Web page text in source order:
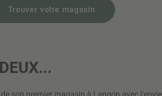
Trouver votre magasin